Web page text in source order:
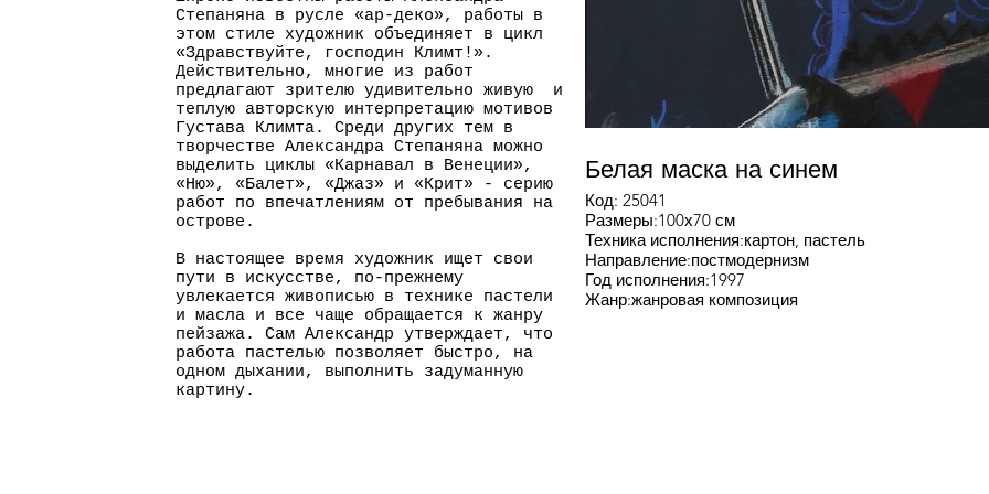
Степаняна в русле «ар-деко», работы в
этом стиле художник объединяет в цикл
«Здравствуйте, господин Климт!».
Действительно, многие из работ
предлагают зрителю удивительно живую и
теплую авторскую интерпретацию мотивов
Густава Климта. Среди других тем в
творчестве Александра Степаняна можно
выделить циклы «Карнавал в Венеции»,
«Ню», «Балет», «Джаз» и «Крит» - серию
работ по впечатлениям от пребывания на
острове.
В настоящее время художник ищет свои
пути в искусстве, по-прежнему
увлекается живописью в технике пастели
и масла и все чаще обращается к жанру
пейзажа. Сам Александр утверждает, что
работа пастелью позволяет быстро, на
одном дыхании, выполнить задуманную
картину.
Белая маска на синем
Код: 25041
Размеры:100х70 см
Техника исполнения:картон, пастель
Направление:постмодернизм
Год исполнения:1997
Жанр:жанровая композиция